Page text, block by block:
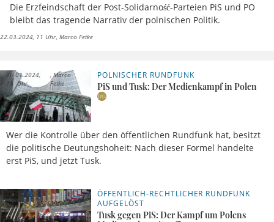
Die Erzfeindschaft der Post-Solidarność-Parteien PiS und PO
bleibt das tragende Narrativ der polnischen Politik.
22.03.2024, 11 Uhr Marco Fetke
POLNISCHER RUNDFUNK
PiS und Tusk: Der Medienkampf in Polen
Wer die Kontrolle über den öffentlichen Rundfunk hat, besitzt
die politische Deutungshoheit: Nach dieser Formel handelte
erst PiS, und jetzt Tusk.
16.01.2024,
15 Uhr
Marco
Fetke
ÖFFENTLICH-RECHTLICHER RUNDFUNK
AUFGELÖST
Tusk gegen PiS: Der Kampf um Polens
10.01.2024,
13 Uhr
Vorabmeldung